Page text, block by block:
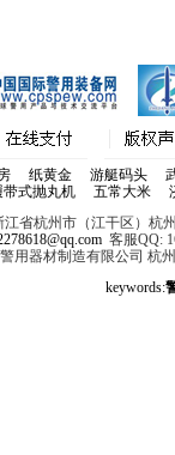
纸黄金 游艇码头
带式抛丸机 五常大米
江省杭州市（江干区）杭
客服QQ:
用器材制造有限公司 杭
keywords: